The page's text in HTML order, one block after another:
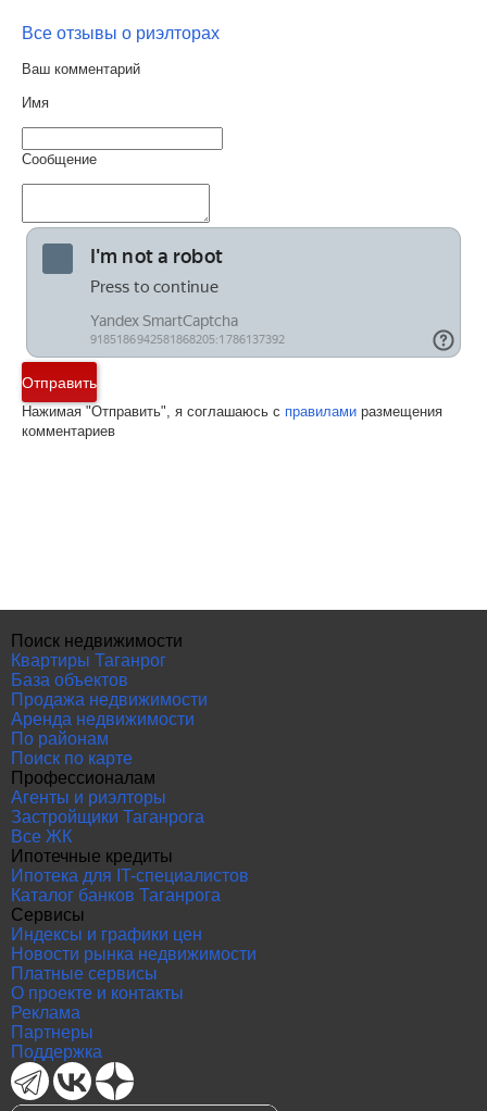
Все отзывы о риэлторах
Ваш комментарий
Имя
Сообщение
Отправить
Нажимая "Отправить", я соглашаюсь с правилами размещения
комментариев
Поиск недвижимости
Квартиры Таганрог
База объектов
Продажа недвижимости
Аренда недвижимости
По районам
Поиск по карте
Профессионалам
Агенты и риэлторы
Застройщики Таганрога
Все ЖК
Ипотечные кредиты
Ипотека для IT-специалистов
Каталог банков Таганрога
Сервисы
Индексы и графики цен
Новости рынка недвижимости
Платные сервисы
О проекте и контакты
Реклама
Партнеры
Поддержка